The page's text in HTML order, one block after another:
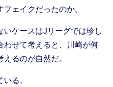
ェイクだったのか。
ケースはJリーグでは珍し
わせて考えると、川崎が何
るのが自然だ。
る。